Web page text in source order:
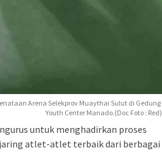
Arena Selekprov Muaythai Sulut di Gedung
Youth Center Manado.(Doc Foto : Red)
untuk menghadirkan proses
atlet-atlet terbaik dari berbagai